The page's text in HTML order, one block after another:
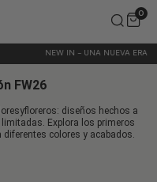
NEW IN - UNA NUEVA ERA
0
FW26
diseños hechos a
Explora los primeros
colores y acabados.